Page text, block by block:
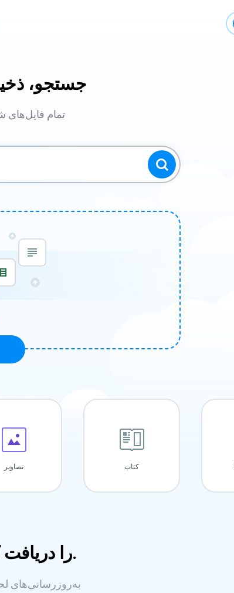
جستجو،
تمام فایل‌های
تصاویر کتاب
اپلیکیشن 4shared را دریافت کنید.
به‌روزرسانی‌های